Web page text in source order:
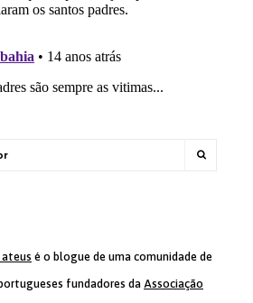
ateus é o blogue de uma comunidade de
fundadores da Associação